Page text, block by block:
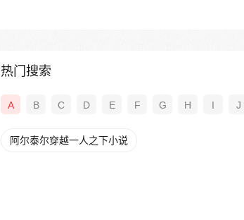
热门搜索
A B C D E F G H I J
阿尔泰尔穿越一人之下小说